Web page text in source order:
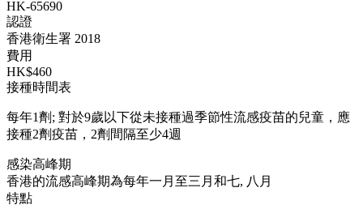
HK-65690
認證
香港衛生署 2018
費用
HK$460
接種時間表
每年1劑; 對於9歲以下從未接種過季節性流感疫苗的兒童，應
接種2劑疫苗，2劑間隔至少4週
感染高峰期
香港的流感高峰期為每年一月至三月和七, 八月
特點